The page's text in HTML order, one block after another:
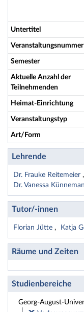
Untertitel
Veranstaltungsnummer
Semester
Aktuelle Anzahl der
Teilnehmenden
Heimat-Einrichtung
Veranstaltungstyp
Art/Form
Lehrende
Dr. Frauke Reitemeier
Dr. Vanessa
Tutor/-innen
Florian Jütte Katja
Räume und Zeiten
Studienbereiche
Georg-August-